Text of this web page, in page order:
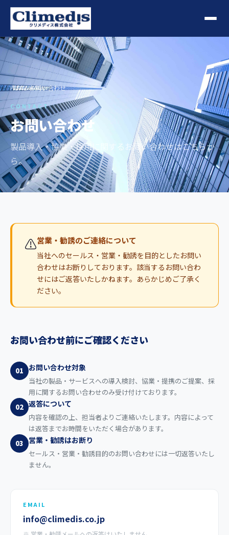
HOME›お問い合わせ
CONTACT
お問い合わせ
製品導入・協業・採用に関するお問い合わせはこちらか
ら。
⚠️営業・勧誘のご連絡について
当社へのセールス・営業・勧誘を目的としたお問い
合わせはお断りしております。該当するお問い合わ
せにはご返答いたしかねます。あらかじめご了承く
ださい。
お問い合わせ前にご確認ください
01 お問い合わせ対象
当社の製品・サービスへの導入検討、協業・提携のご提案、採
用に関するお問い合わせのみ受け付けております。
02 返答について
内容を確認の上、担当者よりご連絡いたします。内容によって
は返答までお時間をいただく場合があります。
03
営業・勧誘はお断り
セールス・営業・勧誘目的のお問い合わせには一切返答いたし
ません。
EMAIL
info@climedis.co.jp